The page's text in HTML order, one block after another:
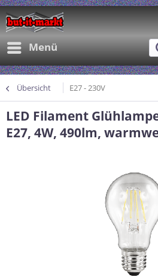
Menü
Übersicht E27 - 230V
LED Filament
E27, 4W, 490lm,